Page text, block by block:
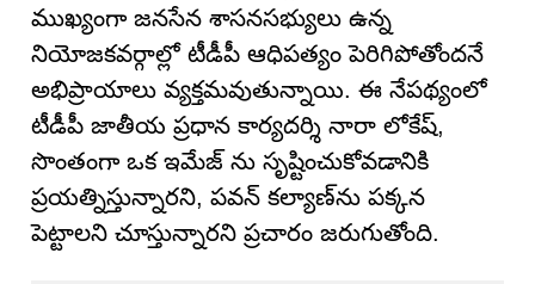
ముఖ్యంగా జనసేన శాసనసభ్యులు ఉన్న
నియోజకవర్గాల్లో టీడీపీ ఆధిపత్యం పెరిగిపోతోందనే
అభిప్రాయాలు వ్యక్తమవుతున్నాయి. ఈ నేపథ్యంలో
టీడీపీ జాతీయ ప్రధాన కార్యదర్శి నారా లోకేష్,
సొంతంగా ఒక ఇమేజ్ ను సృష్టించుకోవడానికి
ప్రయత్నిస్తున్నారని, పవన్ కల్యాణ్‌ను పక్కన
పెట్టాలని చూస్తున్నారని ప్రచారం జరుగుతోంది.